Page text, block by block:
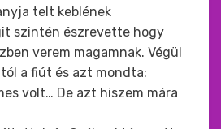
telt keblének
szintén észrevette hogy
verem magamnak. Végül
a fiút és azt mondta:
volt… De azt hiszem mára